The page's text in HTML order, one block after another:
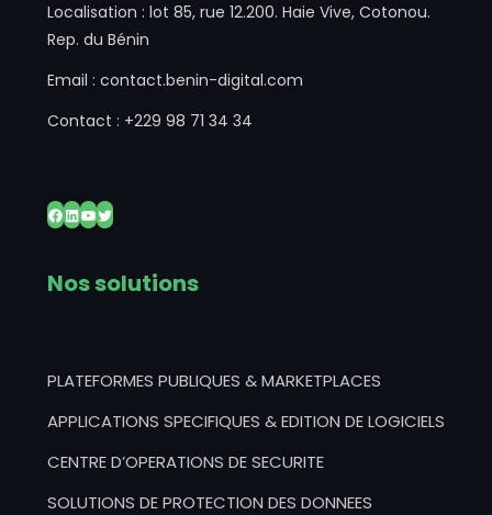
Localisation : lot 85, rue 12.200. Haie Vive, Cotonou.
Rep. du Bénin
Email : contact.benin-digital.com
Contact : +229 98 71 34 34
Nos solutions
PLATEFORMES PUBLIQUES & MARKETPLACES
APPLICATIONS SPECIFIQUES & EDITION DE LOGICIELS
CENTRE D’OPERATIONS DE SECURITE
SOLUTIONS DE PROTECTION DES DONNEES